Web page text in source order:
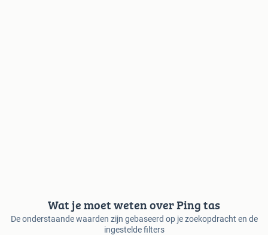
Wat je moet weten over Ping tas
De onderstaande waarden zijn gebaseerd op je zoekopdracht en de
ingestelde filters